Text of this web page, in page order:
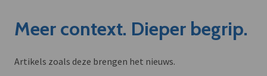
Meer context. Dieper begrip.
Artikels zoals deze brengen het nieuws.